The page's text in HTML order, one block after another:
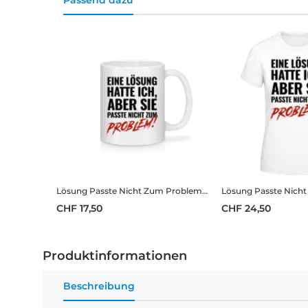
Lösung Passte Nicht Zum ProblemTasse
CHF 17,50 CHF 24,50
Produktinformationen
Beschreibung